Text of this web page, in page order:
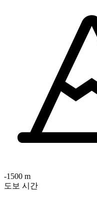
-1500 m
도보 시간